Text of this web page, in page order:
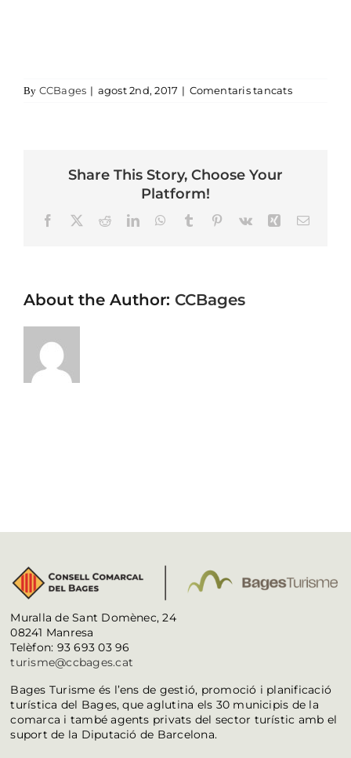
By CCBages | agost 2nd, 2017 | Comentaris tancatsa
Share This Story, Choose Your
Platform!
FacebookRedditLinkedInWhatsApp
TumblrPinterest
Vk XingEmail
About the Author: CCBages
Muralla de Sant Domènec, 24
08241 Manresa
Telèfon: 93 693 03 96
turisme@ccbages.cat
Bages Turisme és l’ens de gestió, promoció i planificació
turística del Bages, que aglutina els 30 municipis de la
comarca i també agents privats del sector turístic amb el
suport de la Diputació de Barcelona.